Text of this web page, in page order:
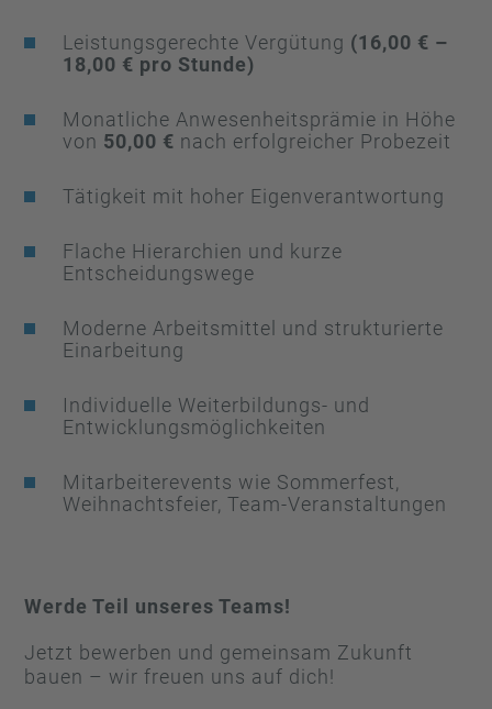
Leistungsgerechte Vergütung (16,00 € –
18,00 € pro Stunde)
Monatliche Anwesenheitsprämie in Höhe
von 50,00 € nach erfolgreicher Probezeit
Tätigkeit mit hoher Eigenverantwortung
Flache Hierarchien und kurze
Entscheidungswege
Moderne Arbeitsmittel und strukturierte
Einarbeitung
Individuelle Weiterbildungs- und
Entwicklungsmöglichkeiten
Mitarbeiterevents wie Sommerfest,
Weihnachtsfeier, Team-Veranstaltungen
Werde Teil unseres Teams!
Jetzt bewerben und gemeinsam Zukunft
bauen – wir freuen uns auf dich!